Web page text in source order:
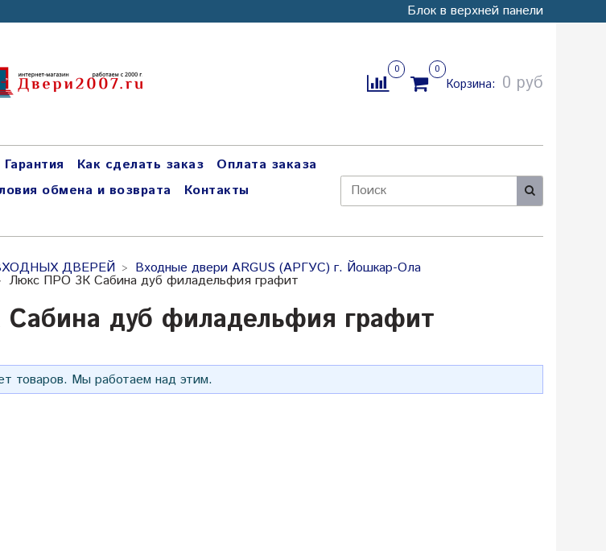
Блок в верхней панели
0 0
Корзина: 0 руб
Гарантия Как сделать заказ
Оплата заказа
обмена и возврата
Контакты
ДВЕРЕЙ Входные двери ARGUS (АРГУС) г. Йошкар-Ола
Люкс ПРО 3К Сабина дуб филадельфия графит
дуб филадельфия графит
товаров. Мы работаем над этим.